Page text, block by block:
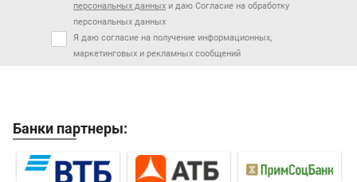
персональных данных и даю Согласие на обработку
персональных данных
Я даю согласие на получение информационных,
маркетинговых и рекламных сообщений
Банки партнеры: